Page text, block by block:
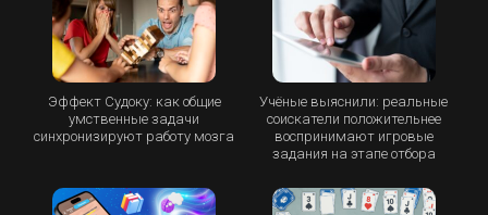
Эффект Судоку: как общие
умственные задачи
синхронизируют работу мозга
Учёные выяснили: реальные
соискатели положительнее
воспринимают игровые
задания на этапе отбора